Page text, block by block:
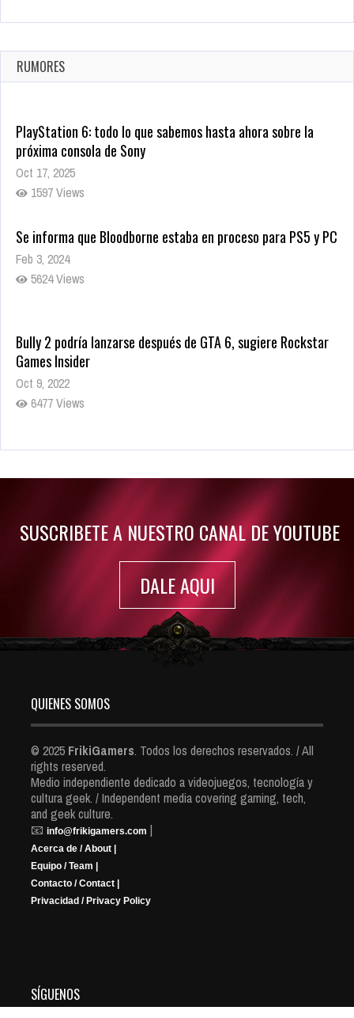
La configuración de Call of Duty 2021 aparentemente ya fue
Ago 8, 2021
9995 Views
RUMORES
PlayStation 6: todo lo que sabemos hasta ahora sobre la
próxima consola de Sony
Oct 17, 2025
1597 Views
Se informa que Bloodborne estaba en proceso para PS5 y PC
Feb 3, 2024
5624 Views
Bully 2 podría lanzarse después de GTA 6, sugiere Rockstar
Games Insider
Oct 9, 2022
6477 Views
Rumor: Se filtran los primeros detalles de Resident Evil 9
SUSCRIBETE A NUESTRO CANAL DE YOUTUBE
DALE AQUI
QUIENES SOMOS
© 2025 FrikiGamers. Todos los derechos reservados. / All
rights reserved.
Medio independiente dedicado a videojuegos, tecnología y
cultura geek. / Independent media covering gaming, tech,
and geek culture.
📧 info@frikigamers.com |
Acerca de / About |
Equipo / Team |
Contacto / Contact |
Privacidad / Privacy Policy
SÍGUENOS